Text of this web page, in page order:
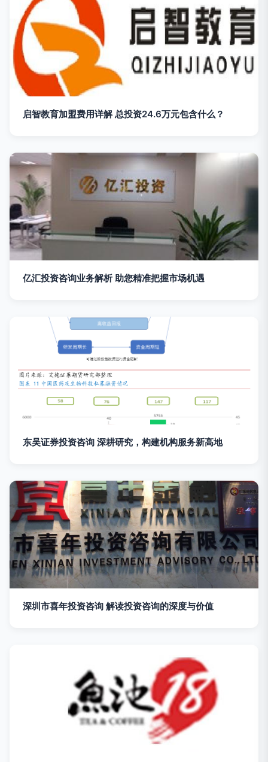
启智教育加盟费用详解 总投资24.6万元包含什么？
亿汇投资咨询业务解析 助您精准把握市场机遇
东吴证券投资咨询 深耕研究，构建机构服务新高地
深圳市喜年投资咨询 解读投资咨询的深度与价值